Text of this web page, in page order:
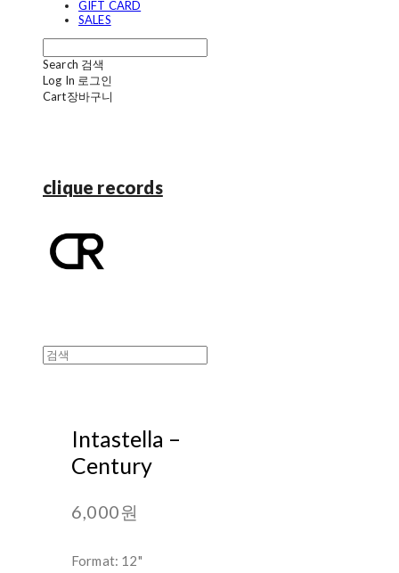
GIFT CARD
SALES
Search 검색
Log In 로그인
Cart장바구니
clique records
Intastella –
Century
6,000원
Format: 12"